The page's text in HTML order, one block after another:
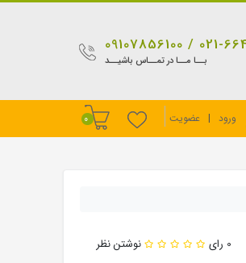
021-
بــا مــا در تمــاس باشیــد
ورود | عضویت 0
0 رای نوشتن نظر